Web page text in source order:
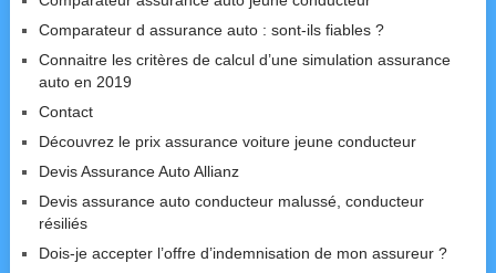
Comparateur d assurance auto : sont-ils fiables ?
Connaitre les critères de calcul d’une simulation assurance
auto en 2019
Contact
Découvrez le prix assurance voiture jeune conducteur
Devis Assurance Auto Allianz
Devis assurance auto conducteur malussé, conducteur
résiliés
Dois-je accepter l’offre d’indemnisation de mon assureur ?